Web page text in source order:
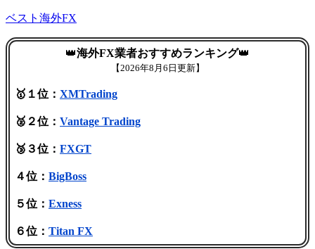
ベスト海外FX
👑海外FX業者おすすめランキング👑
【2026年8月6日更新】
🥇１位： XMTrading
🥈２位： Vantage Trading
🥉３位： FXGT
４位： BigBoss
５位： Exness
６位： Titan FX